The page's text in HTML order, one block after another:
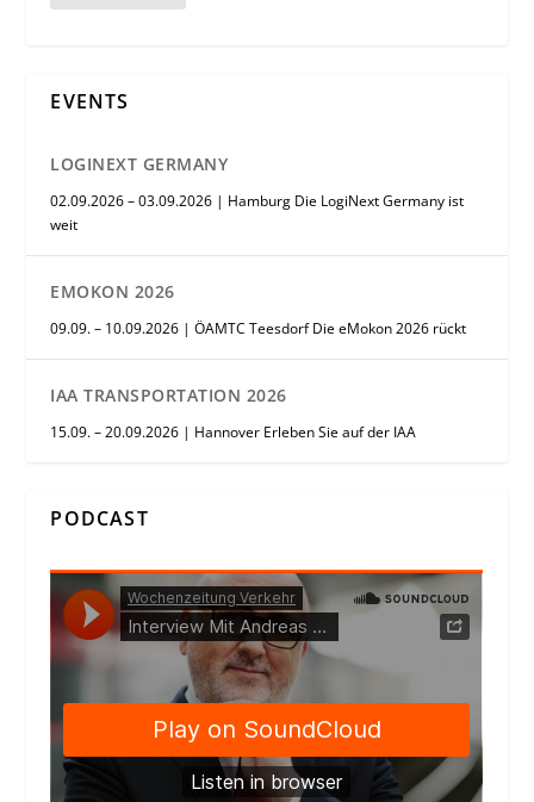
EVENTS
LOGINEXT GERMANY
02.09.2026 – 03.09.2026 | Hamburg Die LogiNext Germany ist
weit
EMOKON 2026
09.09. – 10.09.2026 | ÖAMTC Teesdorf Die eMokon 2026 rückt
IAA TRANSPORTATION 2026
15.09. – 20.09.2026 | Hannover Erleben Sie auf der IAA
PODCAST